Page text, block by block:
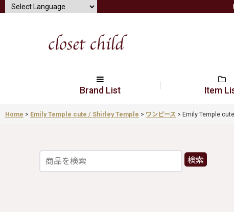
Brand List Item
Home > Emily Temple cute / Shirley Temple > ワンピース > Emily Temple
検索